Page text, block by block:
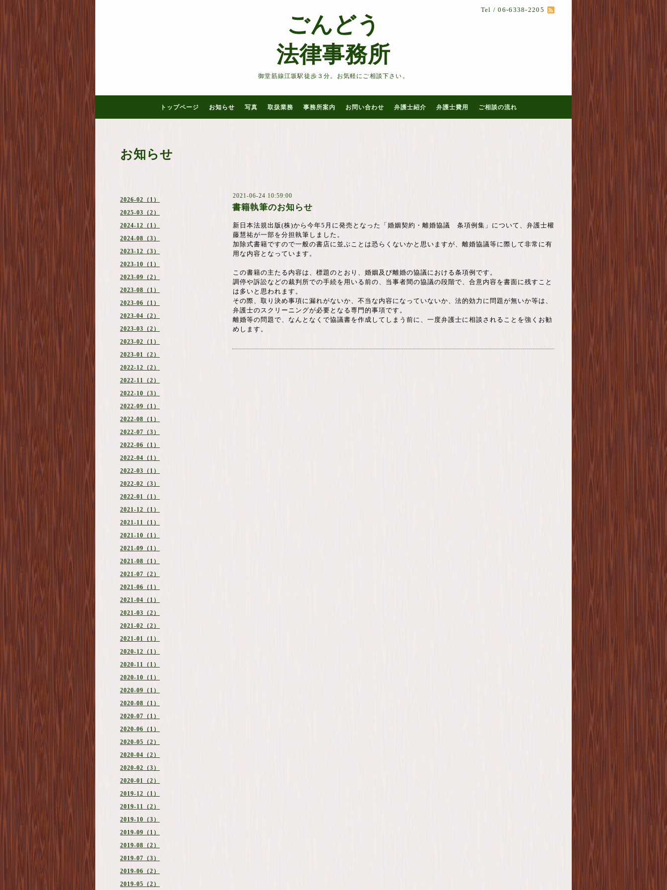
Tel / 06-6338-2205
ごんどう
法律事務所
御堂筋線江坂駅徒歩３分。お気軽にご相談下さい。
トップページ お知らせ 写真 取扱業務 事務所案内 お問い合わせ 弁護士紹介 弁護士費用 ご相談の流れ
2026-02（1）
2025-03（2）
2024-12（1）
2024-08（3）
2023-12（3）
2023-10（1）
2023-09（2）
2023-08（1）
2023-06（1）
2023-04（2）
2023-03（2）
2023-02（1）
2023-01（2）
2022-12（2）
2022-11（2）
2022-10（3）
2022-09（1）
2022-08（1）
2022-07（3）
2022-06（1）
2022-04（1）
2022-03（1）
2022-02（3）
2022-01（1）
2021-12（1）
2021-11（1）
2021-10（1）
2021-09（1）
2021-08（1）
2021-07（2）
2021-06（1）
2021-04（1）
2021-03（2）
2021-02（2）
2021-01（1）
2020-12（1）
2020-11（1）
2020-10（1）
2020-09（1）
2020-08（1）
2020-07（1）
2020-06（1）
2020-05（2）
2020-04（2）
2020-02（3）
2020-01（2）
2019-12（1）
2019-11（2）
2019-10（3）
2019-09（1）
2019-08（2）
2019-07（3）
2019-06（2）
2019-05（2）
お知らせ
2021-06-24 10:59:00
書籍執筆のお知らせ
新日本法規出版(株)から今年5月に発売となった「婚姻契約・離婚協議 条項例集」について、弁護士權
藤慧祐が一部を分担執筆しました。
加除式書籍ですので一般の書店に並ぶことは恐らくないかと思いますが、離婚協議等に際して非常に有
用な内容となっています。
この書籍の主たる内容は、標題のとおり、婚姻及び離婚の協議における条項例です。
調停や訴訟などの裁判所での手続を用いる前の、当事者間の協議の段階で、合意内容を書面に残すこと
は多いと思われます。
その際、取り決め事項に漏れがないか、不当な内容になっていないか、法的効力に問題が無いか等は、
弁護士のスクリーニングが必要となる専門的事項です。
離婚等の問題で、なんとなくで協議書を作成してしまう前に、一度弁護士に相談されることを強くお勧
めします。